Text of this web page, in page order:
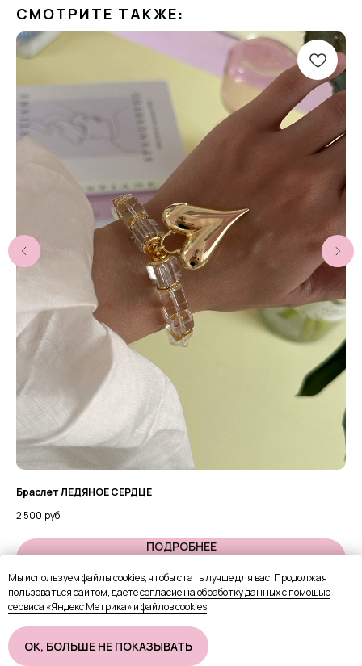
СМОТРИТЕ ТАКЖЕ:
Браслет ЛЕДЯНОЕ СЕРДЦЕ
2 500 руб.
ПОДРОБНЕЕ
В КОРЗИНУ
Мы используем файлы cookies, чтобы стать лучше для вас. Продолжая
пользоваться сайтом, даётесогласие на обработку данных с помощью
сервиса «Яндекс Метрика» и файлов cookies
OК, БОЛЬШЕ НЕ ПОКАЗЫВАТЬ